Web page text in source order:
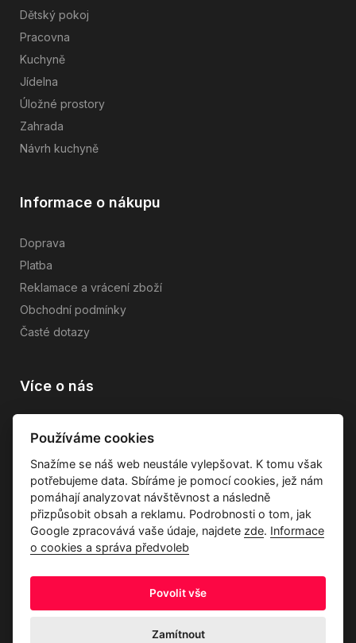
Dětský pokoj
Pracovna
Kuchyně
Jídelna
Úložné prostory
Zahrada
Návrh kuchyně
Informace o nákupu
Doprava
Platba
Reklamace a vrácení zboží
Obchodní podmínky
Časté dotazy
Více o nás
Průvodce tkaninami
Kontakty
Ochrana osobních údajů
Používáme cookies
Snažíme se náš web neustále vylepšovat. K tomu však
potřebujeme data. Sbíráme je pomocí cookies, jež nám
pomáhají analyzovat návštěvnost a následně
přizpůsobit obsah a reklamu. Podrobnosti o tom, jak
Google zpracovává vaše údaje, najdete zde. Informace
o cookies a správa předvoleb
Povolit vše
Zamítnout